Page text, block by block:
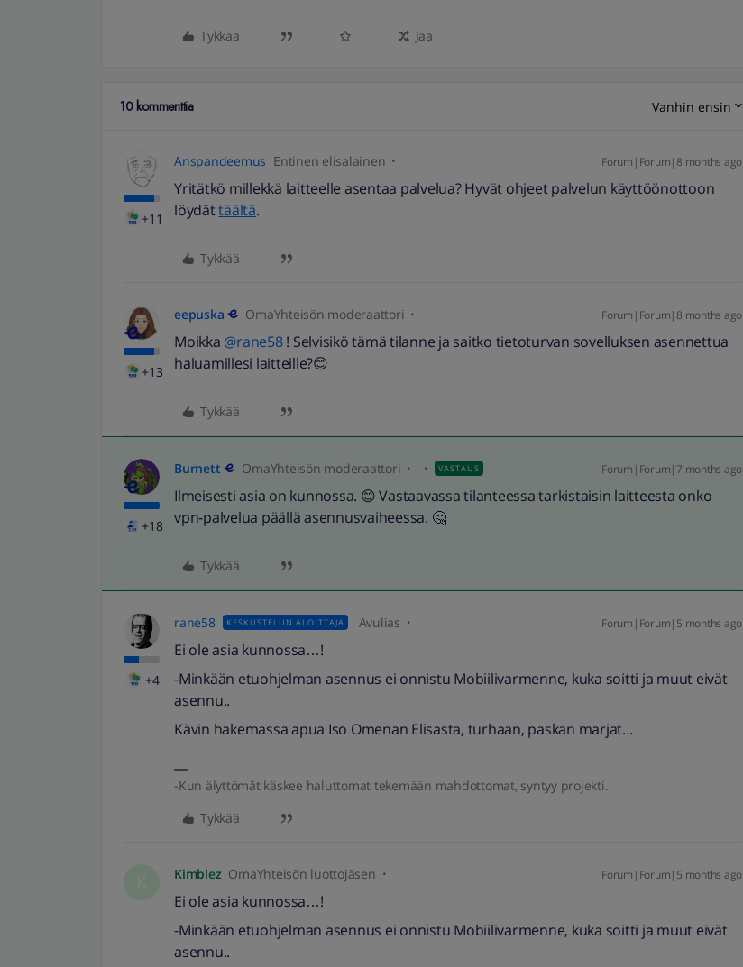
Tykkää Jaa
10 kommenttia Vanhin ensin
+11
Anspandeemus Entinen elisalainen Forum|Forum|8 months ago
Yritätkö millekkä laitteelle asentaa palvelua? Hyvät ohjeet palvelun käyttöönottoon
löydättäältä.
Tykkää
+13
eepuska OmaYhteisön moderaattori Forum|Forum|8 months ago
Moikka ​ @rane58! Selvisikö tämä tilanne ja saitko tietoturvan sovelluksen asennettua
haluamillesi laitteille?😊
Tykkää
+18
Burnett OmaYhteisön moderaattori VASTAUS Forum|Forum|7 months ago
Ilmeisesti asia on kunnossa. 😊 Vastaavassa tilanteessa tarkistaisin laitteesta onko
vpn-palvelua päällä asennusvaiheessa. 🤔
Tykkää
+4
rane58 KESKUSTELUN ALOITTAJA Avulias Forum|Forum|5 months ago
Ei ole asia kunnossa…!
-Minkään etuohjelman asennus ei onnistu Mobiilivarmenne, kuka soitti ja muut eivät
asennu..
Kävin hakemassa apua Iso Omenan Elisasta, turhaan, paskan marjat...
-Kun älyttömät käskee haluttomat tekemään mahdottomat, syntyy projekti.
Tykkää
Kimblez OmaYhteisön luottojäsen Forum|Forum|5 months ago
Ei ole asia kunnossa…!
-Minkään etuohjelman asennus ei onnistu Mobiilivarmenne, kuka soitti ja muut eivät
asennu..